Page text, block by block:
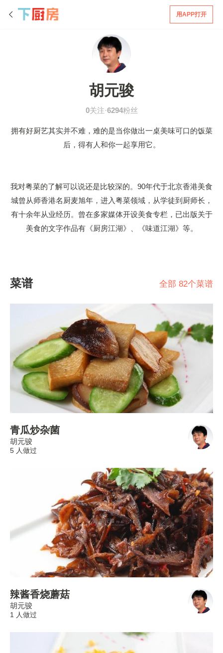
用APP打开
胡元骏
0关注·6294粉丝
拥有好厨艺其实并不难，难的是当你做出一桌美味可口的饭菜
后，得有人和你一起享用它。
我对粤菜的了解可以说还是比较深的。90年代于北京香港美食
城曾从师香港名厨麦旭年，进入粤菜领域，从学徒到厨师长，
有十余年从业经历。曾在多家媒体开设美食专栏，已出版关于
美食的文字作品有《厨房江湖》、《味道江湖》等。
菜谱 全部 82个菜谱
青瓜炒杂菌
胡元骏
5 人做过
辣酱香烧蘑菇
胡元骏
1 人做过